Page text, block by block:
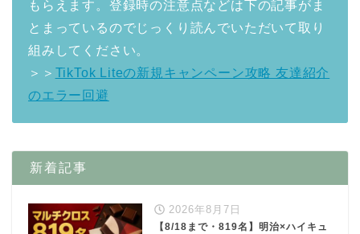
もらえます。登録時の注意点などは下の記事がま
とまっているのでじっくり読んでいただいて取り
組みしてください。
＞＞ TikTok Liteの新規キャンペーン攻略 友達紹介
のエラー回避
新着記事
2026年8月7日
【8/18まで・819名】明治×ハイキュ